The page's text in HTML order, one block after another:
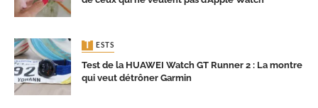
TESTS
Test de la HUAWEI Watch GT Runner 2 : La montre
qui veut détrôner Garmin